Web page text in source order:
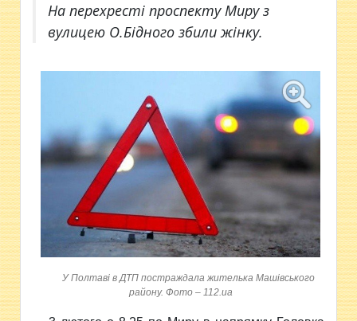
На перехресті проспекту Миру з
вулицею О.Бідного збили жінку.
У Полтаві в ДТП постраждала жителька Машівського
району. Фото – 112.ua